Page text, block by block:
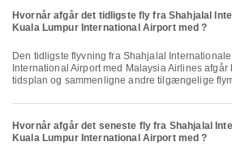
Hvornår afgår det tidligste fly fra Shahjalal
Kuala Lumpur International Airport med ?
Den tidligste flyvning fra Shahjalal Internationale Lufthavn til Kuala Lumpur
International Airport med Malaysia Airlines
tidsplan og sammenligne andre tilgængelige
Hvornår afgår det seneste fly fra Shahjalal
Kuala Lumpur International Airport med ?